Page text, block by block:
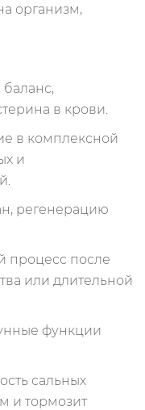
организм,
в крови.
в комплексной
и
регенерацию
процесс после
или длительной
функции
сальных
и тормозит